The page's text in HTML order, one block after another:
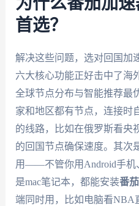
为什么番茄加
首选？
解决这些问题，选对回国加
六大核心功能正好击中了海
全球节点分布与智能推荐
家和地区都有节点，连接时
的线路，比如在俄罗斯看央
的回国节点确保速度。其次
用——不管你用Android手机
是mac笔记本，都能安装番
端同时用，比如电脑看NBA